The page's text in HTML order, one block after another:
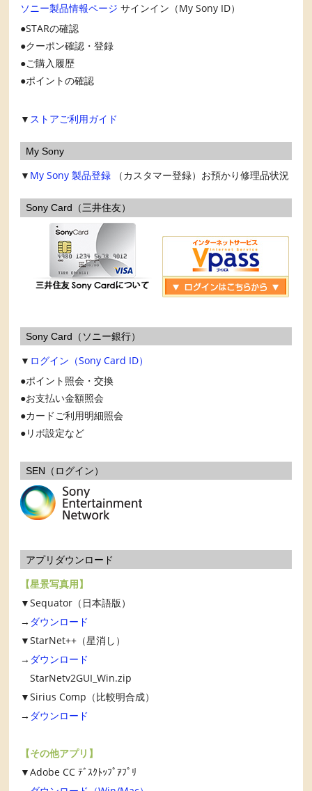
ソニー製品情報ページ サインイン（My Sony ID）
STARの確認
クーポン確認・登録
ご購入履歴
ポイントの確認
▼ ストアご利用ガイド
My Sony
▼ My Sony 製品登録 （カスタマー登録）お預かり修理品状況
Sony Card（三井住友）
Sony Card（ソニー銀行）
▼ ログイン（Sony Card ID）
ポイント照会・交換
お支払い金額照会
カードご利用明細照会
リボ設定など
SEN（ログイン）
アプリダウンロード
【星景写真用】
▼Sequator（日本語版）
→ ダウンロード
▼StarNet++（星消し）
→ ダウンロード
StarNetv2GUI_Win.zip
▼Sirius Comp（比較明合成）
→ ダウンロード
【その他アプリ】
▼Adobe CC ﾃﾞｽｸﾄｯﾌﾟｱﾌﾟﾘ